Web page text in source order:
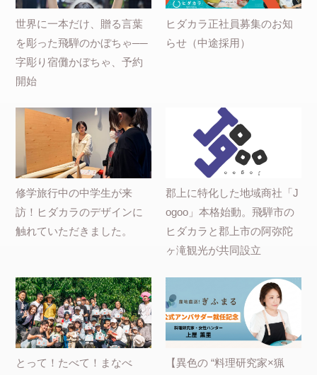
世界に一本だけ、贈る言葉
を彫った飛騨のかぼちゃ──
字彫り宿儺かぼちゃ、予約
開始
ヒダカラ正社員募集のお知
らせ（中途採用）
修学旅行中の中学生が来
訪！ヒダカラのデザインに
触れていただきました。
郡上に特化した地域商社「J
ogoo」本格始動。飛騨市の
ヒダカラと郡上市の阿弥陀
ヶ滝観光が共同設立
とって！たべて！まなべ
【異色の “料理研究家×猟